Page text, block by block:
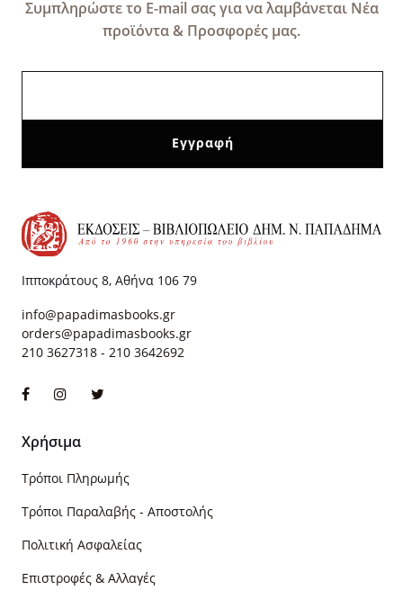
Συμπληρώστε το E-mail σας για να λαμβάνεται Νέα
προϊόντα & Προσφορές μας.
Ιπποκράτους 8, Αθήνα 106 79
info@papadimasbooks.gr
orders@papadimasbooks.gr
210 3627318 - 210 3642692
Χρήσιμα
Τρόποι Πληρωμής
Τρόποι Παραλαβής - Αποστολής
Πολιτική Ασφαλείας
Επιστροφές & Αλλαγές